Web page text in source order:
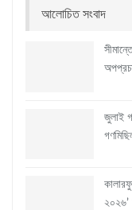
আলোচিত সংবাদ
জুলাই
২০২৬’